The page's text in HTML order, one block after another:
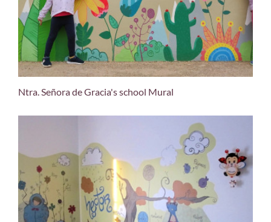
Ntra. Señora de Gracia's school Mural